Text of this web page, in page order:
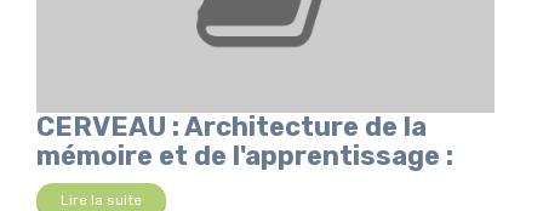
CERVEAU : Architecture de la
mémoire et de l'apprentissage :
Lire la suite